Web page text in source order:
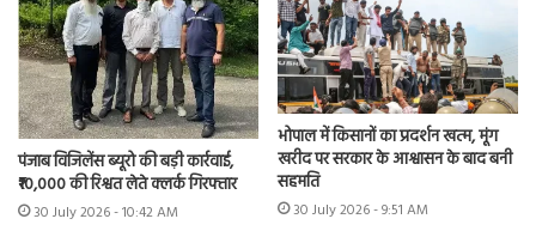
पंजाब विजिलेंस ब्यूरो की बड़ी कार्रवाई,
₹10,000 की रिश्वत लेते क्लर्क गिरफ्तार
30 July 2026 - 10:42 AM
भोपाल में किसानों का प्रदर्शन खत्म, मूंग
खरीद पर सरकार के आश्वासन के बाद बनी
सहमति
30 July 2026 - 9:51 AM